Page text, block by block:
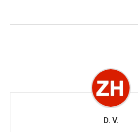
D. V.